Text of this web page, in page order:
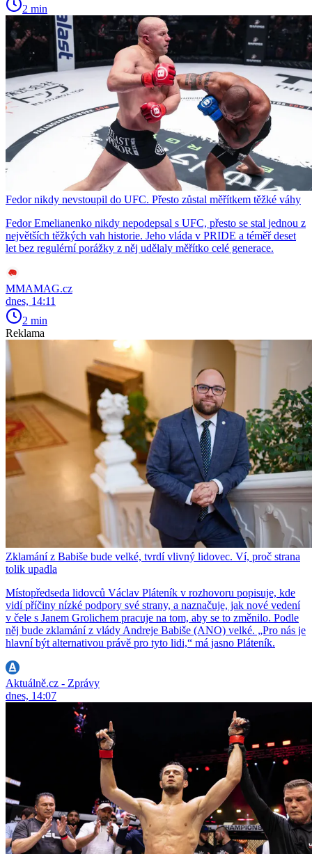
2 min
Fedor nikdy nevstoupil do UFC. Přesto zůstal měřítkem těžké váhy
Fedor Emelianenko nikdy nepodepsal s UFC, přesto se stal jednou z
největších těžkých vah historie. Jeho vláda v PRIDE a téměř deset
let bez regulérní porážky z něj udělaly měřítko celé generace.
MMAMAG.cz
dnes, 14:11
2 min
Reklama
Zklamání z Babiše bude velké, tvrdí vlivný lidovec. Ví, proč strana
tolik upadla
Místopředseda lidovců Václav Pláteník v rozhovoru popisuje, kde
vidí příčiny nízké podpory své strany, a naznačuje, jak nové vedení
v čele s Janem Grolichem pracuje na tom, aby se to změnilo. Podle
něj bude zklamání z vlády Andreje Babiše (ANO) velké. „Pro nás je
hlavní být alternativou právě pro tyto lidi,“ má jasno Pláteník.
Aktuálně.cz - Zprávy
dnes, 14:07